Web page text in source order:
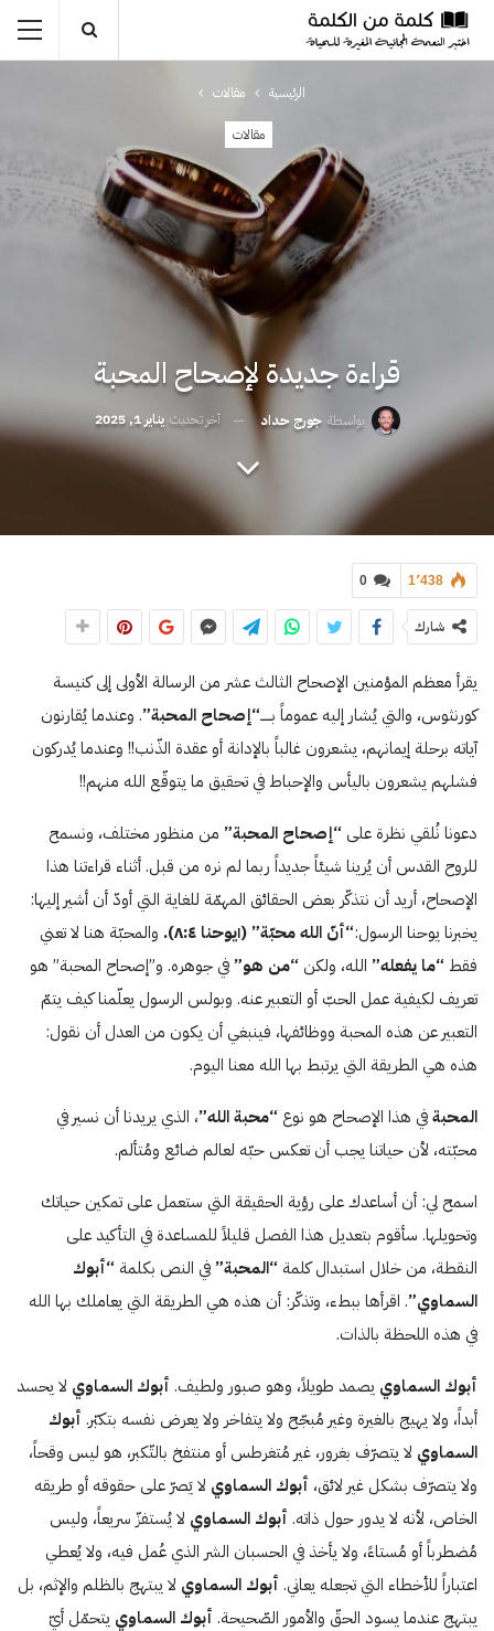
الرئيسية مقالات
مقالات
قراءة جديدة لإصحاح المحبة
بواسطة جورج حداد آخر تحديث يناير 1, 2025
0 1٬438
شارك
يقرأ معظم المؤمنين الإصحاح الثالث عشر من الرسالة الأولى إلى كنيسة
كورنثوس، والتي يُشار إليه عموماً بـــــ“إصحاح المحبة”. وعندما يُقارنون
آياته برحلة إيمانهم، يشعرون غالباً بالإدانة أو عقدة الذّنب!! وعندما يُدركون
فشلهم يشعرون باليأس والإحباط في تحقيق ما يتوقّع الله منهم!!
دعونا نُلقي نظرة على “إصحاح المحبة” من منظور مختلف، ونسمح
للروح القدس أن يُرينا شيئاً جديداً ربما لم نره من قبل. أثناء قراءتنا هذا
الإصحاح، أريد أن نتذكّر بعض الحقائق المهمّة للغاية التي أودّ أن أشير إليها:
يخبرنا يوحنا الرسول:“أنّ الله محبّة” (۱يوحنا ٨:٤).
والمحبّة هنا لا تعني
فقط “ما يفعله” الله، ولكن “من هو” في جوهره. و”إصحاح المحبة” هو
تعريف لكيفية عمل الحبّ أو التعبير عنه. وبولس الرسول يعلّمنا كيف يتمّ
التعبير عن هذه المحبة ووظائفها، فينبغي أن يكون من العدل أن نقول:
هذه هي الطريقة التي يرتبط بها الله معنا اليوم.
المحبةفي هذا الإصحاح هو نوع “محبةالله”، الذي يريدنا أن نسير في
محبّته، لأن حياتنا يجب أن تعكس حبّه لعالم ضائع ومُتألم.
اسمح لي: أن أساعدك على رؤية الحقيقة التي ستعمل على تمكين حياتك
وتحويلها. سأقوم بتعديل هذا الفصل قليلاً للمساعدة في التأكيد على
النقطة، من خلال استبدال كلمة “المحبة” في النص بكلمة “أبوك
السماوي”. اقرأها ببطء، وتذكّر: أن هذه هي الطريقة التي يعاملك بها الله
في هذه اللحظة بالذات.
أبوك السماوي يصمد طويلاً، وهو صبور ولطيف. أبوك السماوي لا يحسد
أبداً، ولا يهيج بالغيرة وغير مُبجّح ولا يتفاخر ولا يعرض نفسه بتكبّر. أبوك
السماوي لا يتصرّف بغرور، غير مُتغرطس أو منتفخ بالتّكبر، هو ليس وقحاً،
ولا يتصرّف بشكل غير لائق، أبوك السماوي لا يَصرّ على حقوقه أو طريقه
الخاص، لأنه لا يدور حول ذاته. أبوك السماوي لا يُستفزّ سريعاً، وليس
مُضطرباً أو مُستاءً، ولا يأخذ في الحسبان الشر الذي عُمل فيه، ولا يُعطي
اعتباراً للأخطاء التي تجعله يعاني. أبوك السماوي لا يبتهج بالظلم والإثم، بل
يبتهج عندما يسود الحقّ والأمور الصّحيحة. أبوك السماوي يتحمّل أيّ